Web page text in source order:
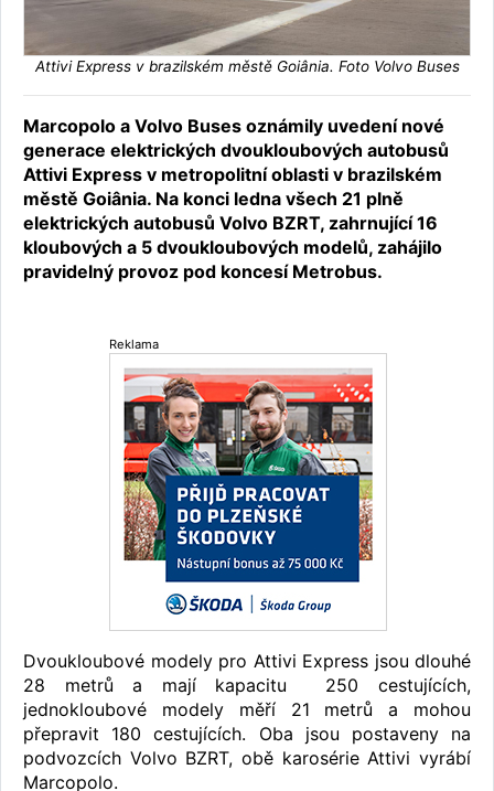
Attivi Express v brazilském městě Goiânia. Foto Volvo Buses
Marcopolo a Volvo Buses oznámily uvedení nové
generace elektrických dvoukloubových autobusů
Attivi Express v metropolitní oblasti v brazilském
městě Goiânia. Na konci ledna všech 21 plně
elektrických autobusů Volvo BZRT, zahrnující 16
kloubových a 5 dvoukloubových modelů, zahájilo
pravidelný provoz pod koncesí Metrobus.
Reklama
Dvoukloubové modely pro Attivi Express jsou dlouhé
28 metrů a mají kapacitu 250 cestujících,
jednokloubové modely měří 21 metrů a mohou
přepravit 180 cestujících. Oba jsou postaveny na
podvozcích Volvo BZRT, obě karosérie Attivi vyrábí
Marcopolo.